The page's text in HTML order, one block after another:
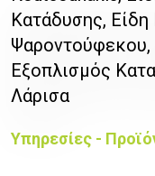
Κατάδυσης,
Ψαροντούφεκου,
Εξοπλισμός
Λάρισα
Υπηρεσίες -